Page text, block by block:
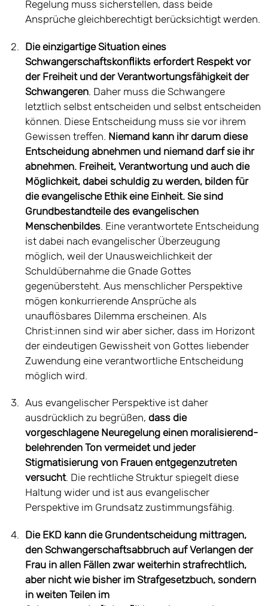
Regelung muss sicherstellen, dass beide
Ansprüche gleichberechtigt berücksichtigt werden.
2.
Die einzigartige Situation eines
Schwangerschaftskonflikts erfordert Respekt vor
der Freiheit und der Verantwortungsfähigkeit der
Schwangeren. Daher muss die Schwangere
letztlich selbst entscheiden und selbst entscheiden
können. Diese Entscheidung muss sie vor ihrem
Gewissen treffen. Niemand kann ihr darum diese
Entscheidung abnehmen und niemand darf sie ihr
abnehmen. Freiheit, Verantwortung und auch die
Möglichkeit, dabei schuldig zu werden, bilden für
die evangelische Ethik eine Einheit. Sie sind
Grundbestandteile des evangelischen
Menschenbildes. Eine verantwortete Entscheidung
ist dabei nach evangelischer Überzeugung
möglich, weil der Unausweichlichkeit der
Schuldübernahme die Gnade Gottes
gegenübersteht. Aus menschlicher Perspektive
mögen konkurrierende Ansprüche als
unauflösbares Dilemma erscheinen. Als
Christ:innen sind wir aber sicher, dass im Horizont
der eindeutigen Gewissheit von Gottes liebender
Zuwendung eine verantwortliche Entscheidung
möglich wird.
3. Aus evangelischer Perspektive ist daher
ausdrücklich zu begrüßen, dass die
vorgeschlagene Neuregelung einen moralisierend-
belehrenden Ton vermeidet und jeder
Stigmatisierung von Frauen entgegenzutreten
versucht. Die rechtliche Struktur spiegelt diese
Haltung wider und ist aus evangelischer
Perspektive im Grundsatz zustimmungsfähig.
4. Die EKD kann die Grundentscheidung mittragen,
den Schwangerschaftsabbruch auf Verlangen der
Frau in allen Fällen zwar weiterhin strafrechtlich,
aber nicht wie bisher im Strafgesetzbuch, sondern
in weiten Teilen im